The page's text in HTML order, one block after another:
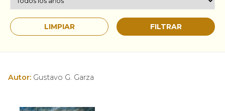
Autor: Gustavo G. Garza